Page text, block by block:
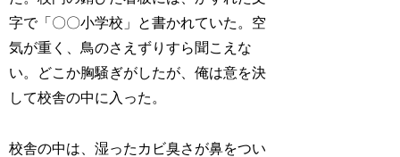
字で「〇〇小学校」と書かれていた。空
気が重く、鳥のさえずりすら聞こえな
い。どこか胸騒ぎがしたが、俺は意を決
して校舎の中に入った。
校舎の中は、湿ったカビ臭さが鼻をつい